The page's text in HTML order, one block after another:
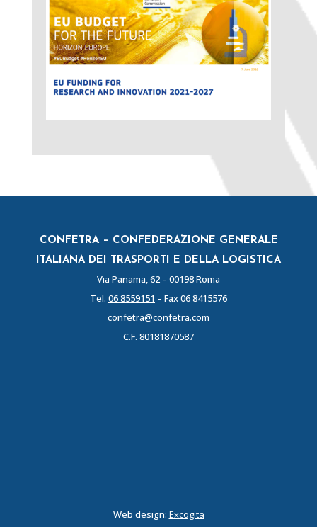
CONFETRA – CONFEDERAZIONE GENERALE
ITALIANA DEI TRASPORTI E DELLA LOGISTICA
Via Panama, 62 – 00198 Roma
Tel. 06 8559151 – Fax 06 8415576
confetra@confetra.com
C.F. 80181870587
Web design: Excogita